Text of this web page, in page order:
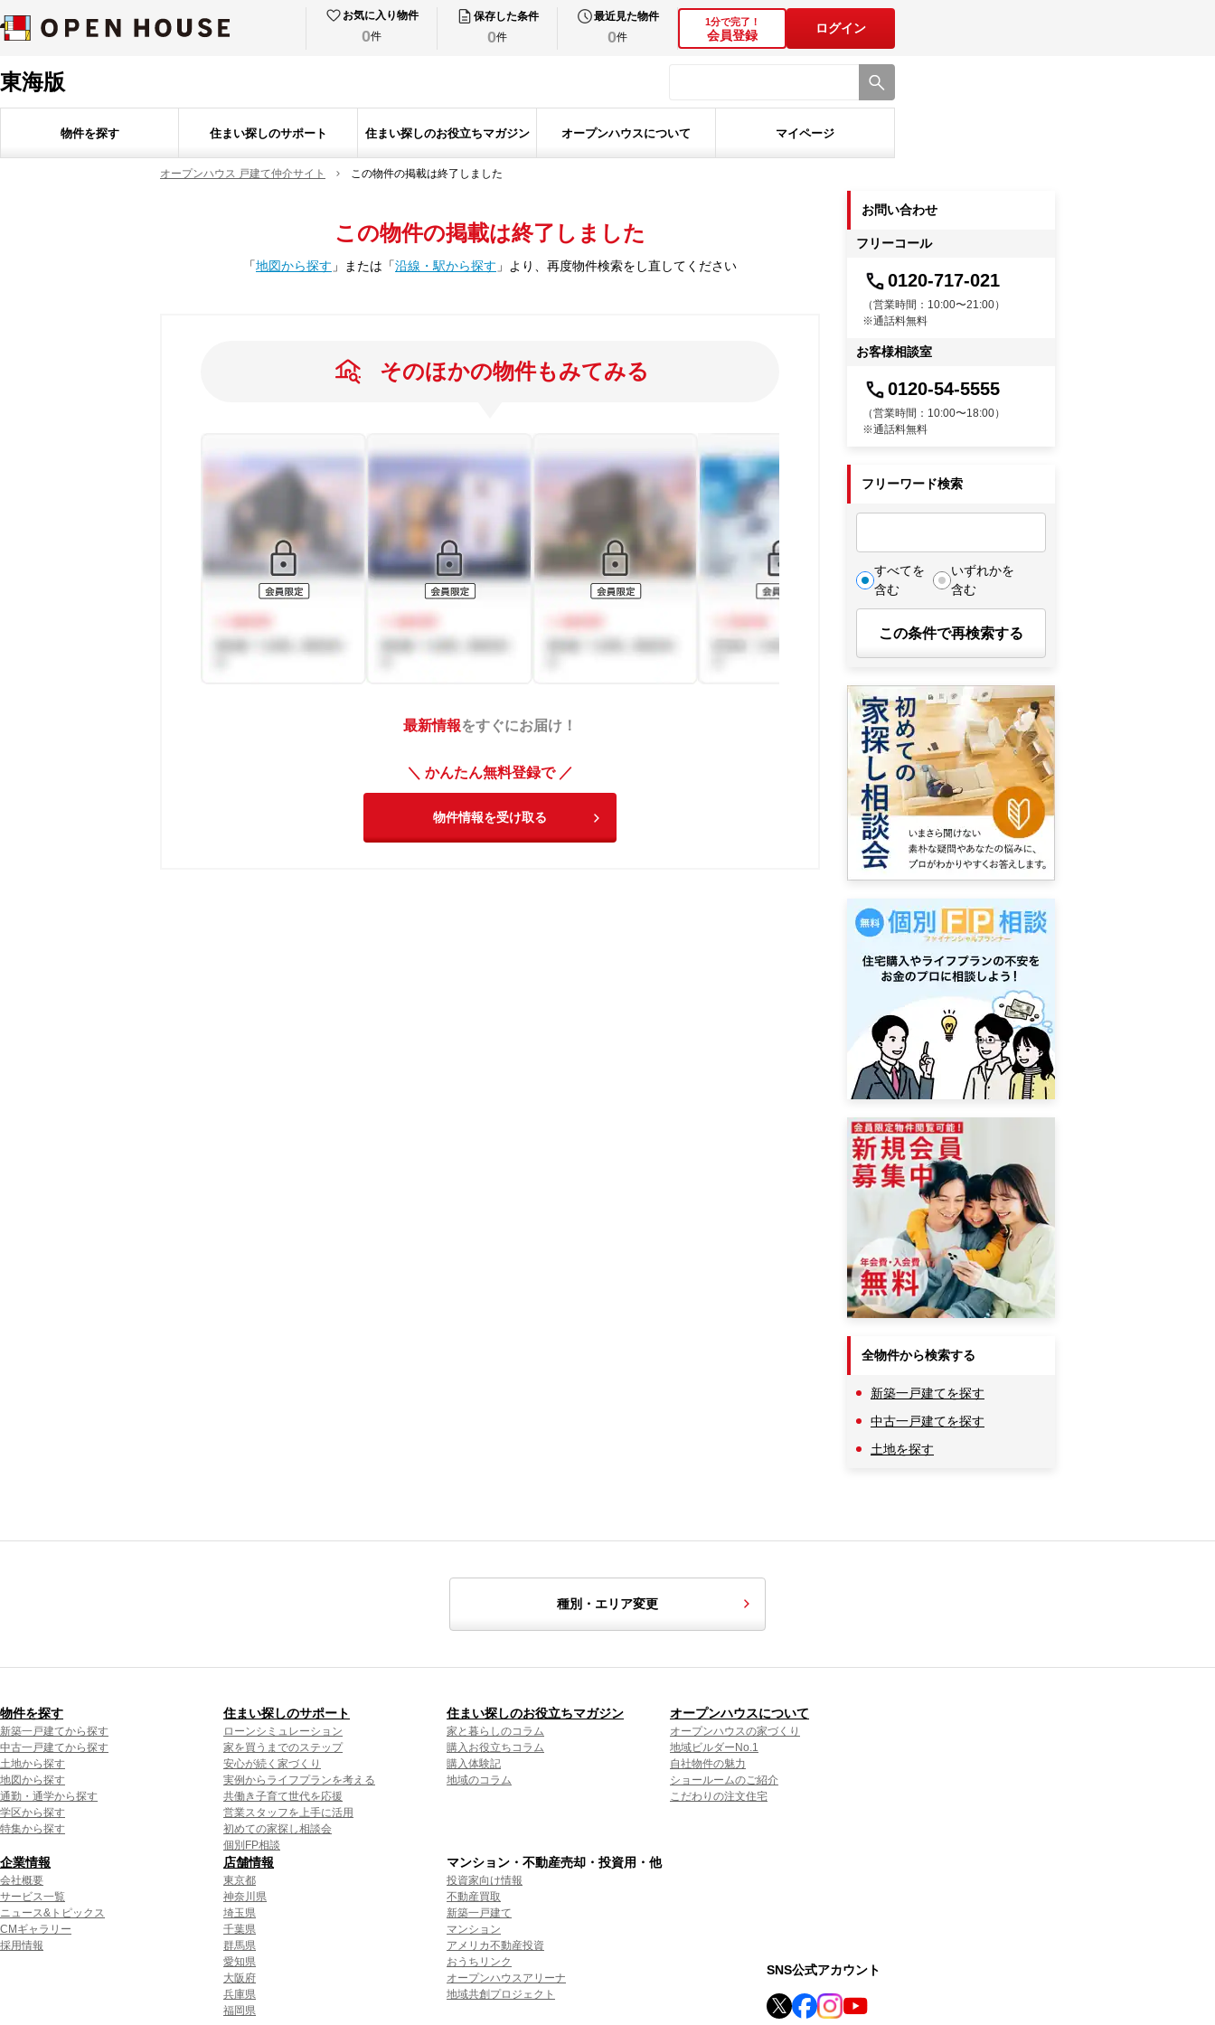
お気に入り物件
0件
保存した条件
0件
最近見た物件
0件
1分で完了！
会員登録
ログイン
東海版
物件を探す 住まい探しのサポート 住まい探しのお役立ちマガジン オープンハウスについて マイページ
オープンハウス 戸建て仲介サイト この物件の掲載は終了しました
この物件の掲載は終了しました
「地図から探す 」 または 「沿線・駅から探す 」 より、再度物件検索をし直してください
そのほかの物件もみてみる
最新情報をすぐにお届け！
＼ かんたん無料登録で ／
物件情報を受け取る
お問い合わせ
フリーコール
0120-717-021
（営業時間：10:00〜21:00）
※通話料無料
お客様相談室
0120-54-5555
（営業時間：10:00〜18:00）
※通話料無料
フリーワード検索
すべてを
含む
いずれかを
含む
この条件で再検索する
全物件から検索する
新築一戸建てを探す
中古一戸建てを探す
土地を探す
種別・エリア変更
物件を探す
新築一戸建てから探す
中古一戸建てから探す
土地から探す
地図から探す
通勤・通学から探す
学区から探す
特集から探す
住まい探しのサポート
ローンシミュレーション
家を買うまでのステップ
安心が続く家づくり
実例からライフプランを考える
共働き子育て世代を応援
営業スタッフを上手に活用
初めての家探し相談会
個別FP相談
住まい探しのお役立ちマガジン
家と暮らしのコラム
購入お役立ちコラム
購入体験記
地域のコラム
オープンハウスについて
オープンハウスの家づくり
地域ビルダーNo.1
自社物件の魅力
ショールームのご紹介
こだわりの注文住宅
企業情報
会社概要
サービス一覧
ニュース&トピックス
CMギャラリー
採用情報
店舗情報
東京都
神奈川県
埼玉県
千葉県
群馬県
愛知県
大阪府
兵庫県
福岡県
マンション・不動産売却・投資用・他
投資家向け情報
不動産買取
新築一戸建て
マンション
アメリカ不動産投資
おうちリンク
オープンハウスアリーナ
地域共創プロジェクト
SNS公式アカウント